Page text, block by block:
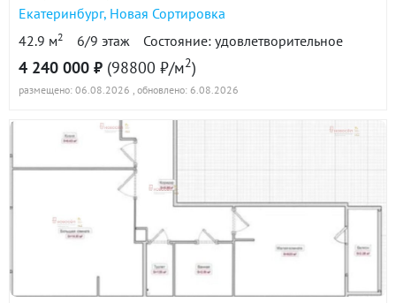
Екатеринбург, Новая Сортировка
42.9 м2 6/9 этаж Состояние: удовлетворительное
4 240 000 ₽ (98800 ₽/м2)
размещено: 06.08.2026 , обновлено: 6.08.2026